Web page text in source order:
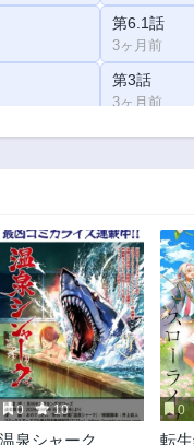
第6.1話
3ヶ月前
第3話
3ヶ月前
話
0 10
温泉シャーク
0
転